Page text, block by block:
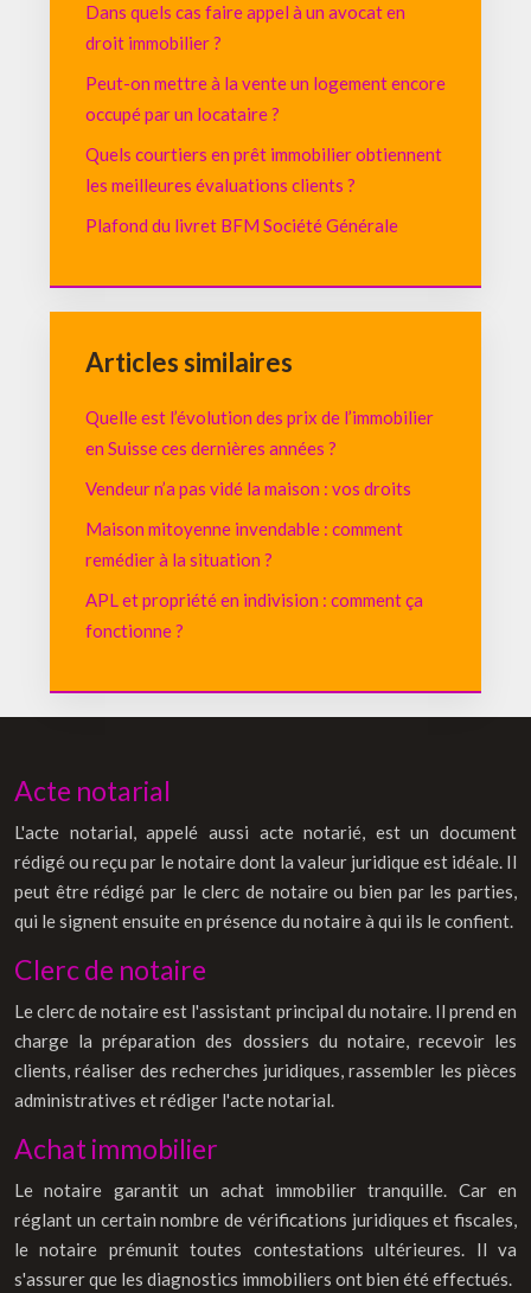
Dans quels cas faire appel à un avocat en
droit immobilier ?
Peut-on mettre à la vente un logement encore
occupé par un locataire ?
Quels courtiers en prêt immobilier obtiennent
les meilleures évaluations clients ?
Plafond du livret BFM Société Générale
Articles similaires
Quelle est l’évolution des prix de l’immobilier
en Suisse ces dernières années ?
Vendeur n’a pas vidé la maison : vos droits
Maison mitoyenne invendable : comment
remédier à la situation ?
APL et propriété en indivision : comment ça
fonctionne ?
Acte notarial
L'acte notarial, appelé aussi acte notarié, est un document
rédigé ou reçu par le notaire dont la valeur juridique est idéale. Il
peut être rédigé par le clerc de notaire ou bien par les parties,
qui le signent ensuite en présence du notaire à qui ils le confient.
Clerc de notaire
Le clerc de notaire est l'assistant principal du notaire. Il prend en
charge la préparation des dossiers du notaire, recevoir les
clients, réaliser des recherches juridiques, rassembler les pièces
administratives et rédiger l'acte notarial.
Achat immobilier
Le notaire garantit un achat immobilier tranquille. Car en
réglant un certain nombre de vérifications juridiques et fiscales,
le notaire prémunit toutes contestations ultérieures. Il va
s'assurer que les diagnostics immobiliers ont bien été effectués.